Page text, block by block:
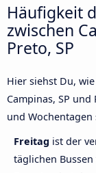
Häufigkeit
zwischen
Preto, SP
Hier siehst Du,
Campinas, SP
und Wochentagen
Freitag ist der
täglichen Bussen